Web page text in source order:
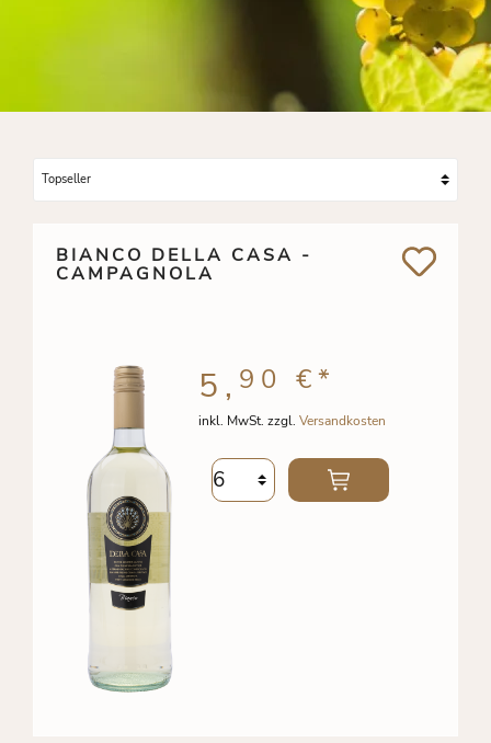
BIANCO DELLA CASA -
CAMPAGNOLA
inkl. MwSt. zzgl. Versandkosten
5, 90 €*